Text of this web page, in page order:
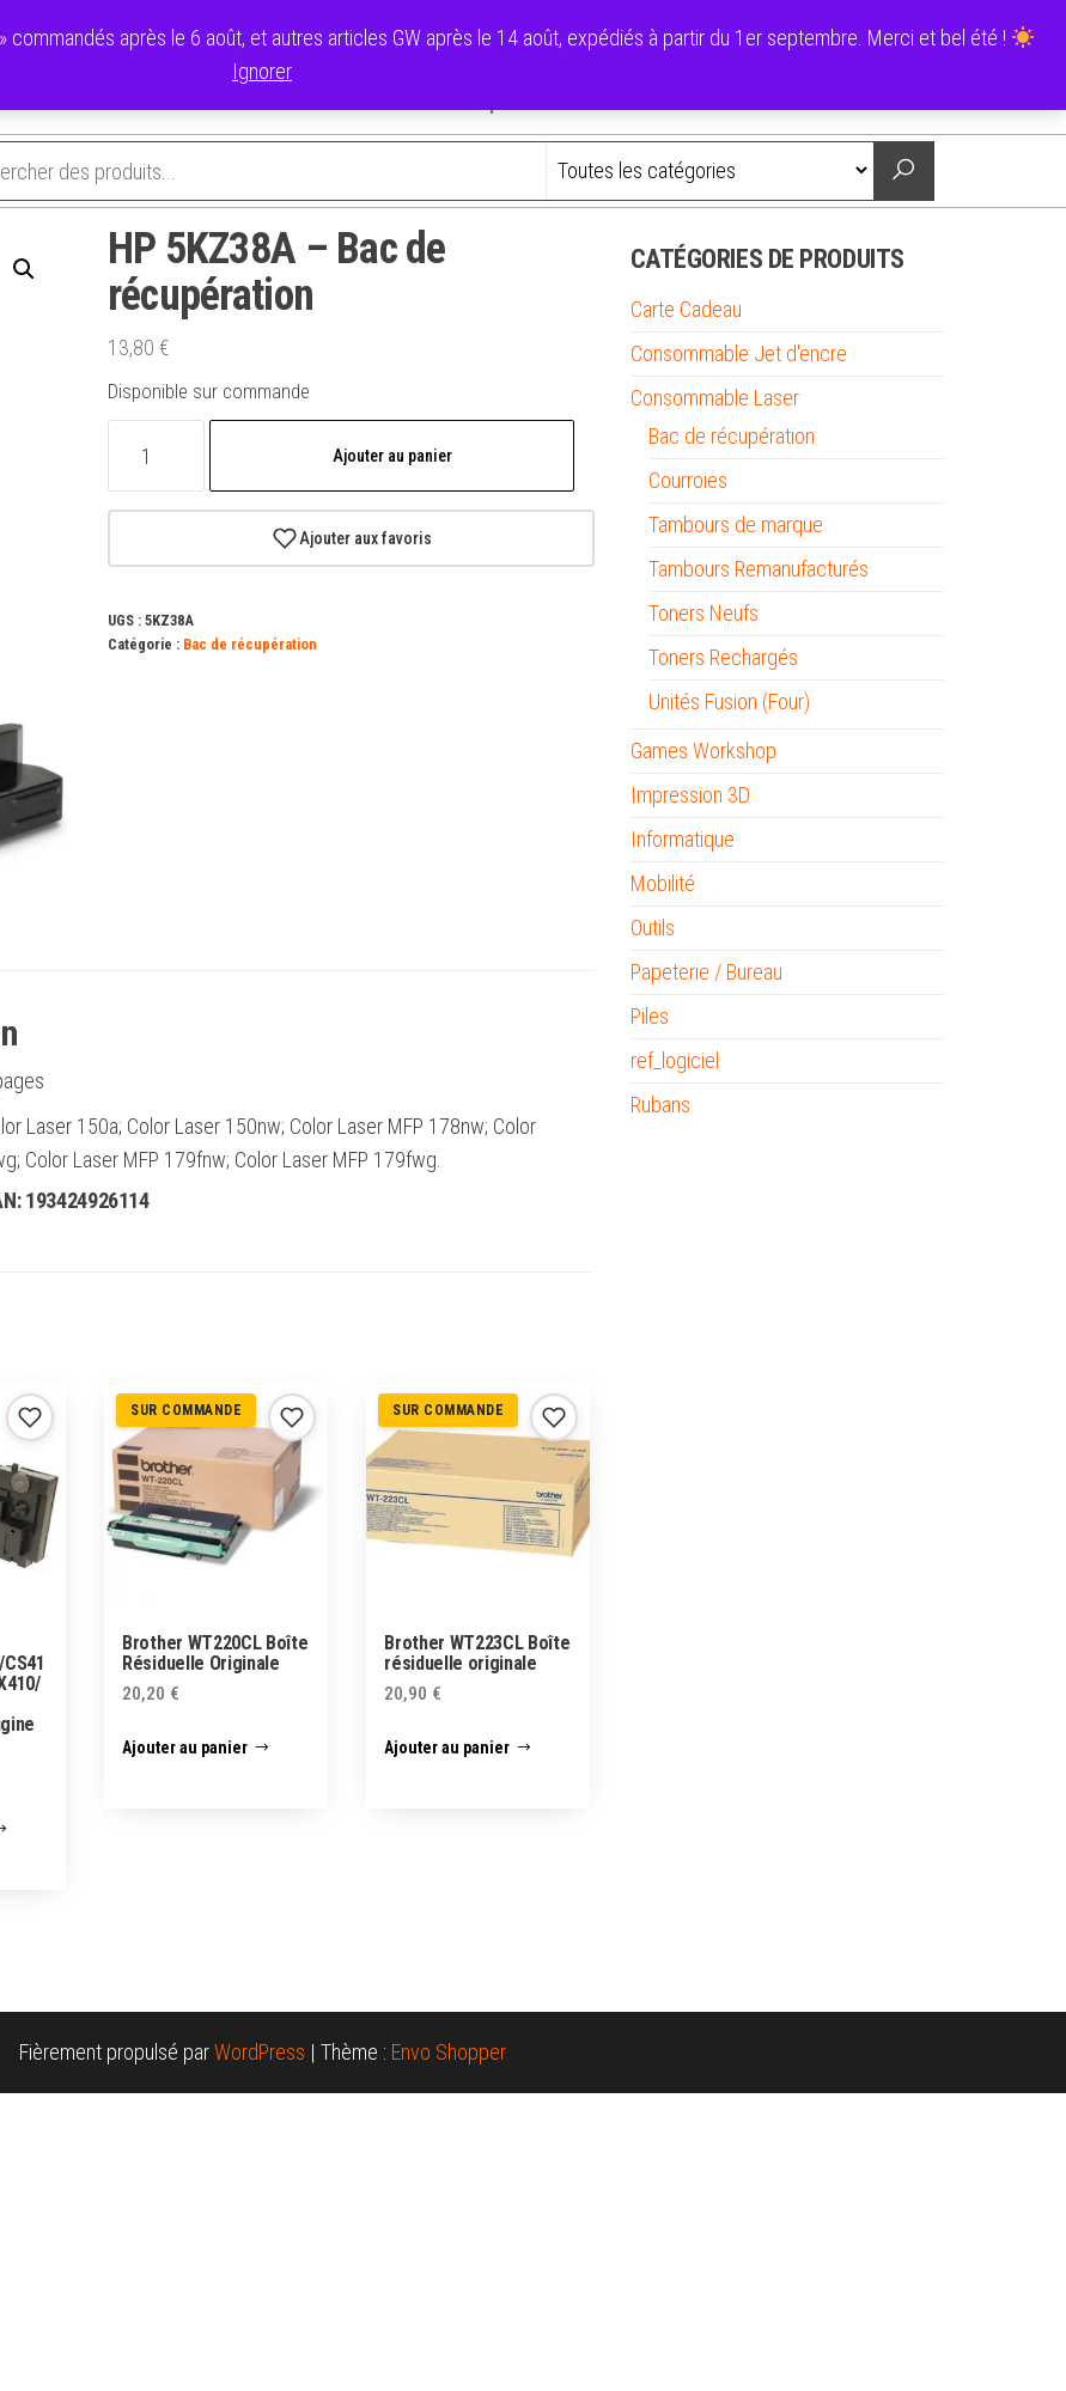
commandés après le 6 août, et autres articles GW après le 14 août, expédiés à partir du 1er septembre. Merci et bel été !
Ignorer
0,00 €
HP 5KZ38A – Bac de
récupération
13,80 €
Disponible sur commande
-
de
Ajouter au panier
Ajouter aux favoris
UGS : 5KZ38A
Catégorie : Bac de récupération
Laser 150a; Color Laser 150nw; Color Laser MFP 178nw; Color
Color Laser MFP 179fnw; Color Laser MFP 179fwg.
193424926114
SUR COMMANDE
Brother WT220CL Boîte
Résiduelle Originale
20,20 €
Ajouter au panier
SUR COMMANDE
Brother WT223CL Boîte
résiduelle originale
20,90 €
Ajouter au panier
CATÉGORIES DE PRODUITS
Carte Cadeau
Consommable Jet d'encre
Consommable Laser
Bac de récupération
Courroies
Tambours de marque
Tambours Remanufacturés
Toners Neufs
Toners Rechargés
Unités Fusion (Four)
Games Workshop
Impression 3D
Informatique
Mobilité
Outils
Papeterie / Bureau
Piles
ref_logiciel
Rubans
Fièrement propulsé parWordPress | Thème : Envo Shopper